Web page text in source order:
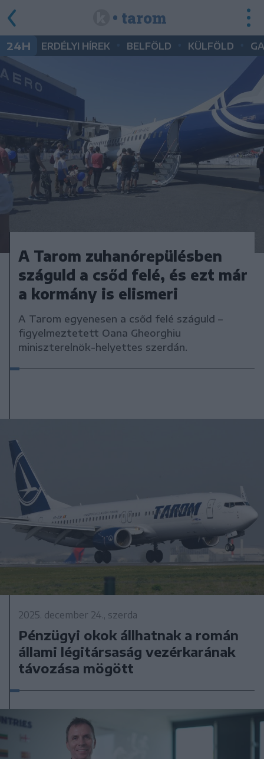
• tarom
24H ERDÉLYI HÍREK BELFÖLD KÜLFÖLD
A Tarom zuhanórepülésben
száguld a csőd felé, és ezt már
a kormány is elismeri
A Tarom egyenesen a csőd felé száguld –
figyelmeztetett Oana Gheorghiu
miniszterelnök-helyettes szerdán.
2025. december 24., szerda
Pénzügyi okok állhatnak a román
állami légitársaság vezérkarának
távozása mögött